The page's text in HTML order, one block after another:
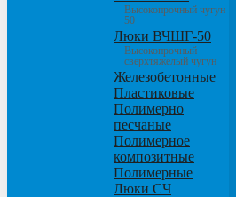
Высокопрочный чугун
50
Люки ВЧШГ-50
Высокопрочный
сверхтяжелый чугун
Железобетонные
Пластиковые
Полимерно
песчаные
Полимерное
композитные
Полимерные
Люки СЧ